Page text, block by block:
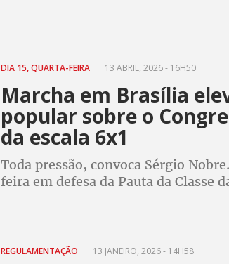
DIA 15, QUARTA-FEIRA 13 ABRIL, 2026 - 16H50
Marcha em Brasília
popular sobre o
da escala 6x1
Toda pressão, convoca Sérgio
feira em defesa da Pauta da Classe
REGULAMENTAÇÃO 13 JANEIRO, 2026 - 14H58